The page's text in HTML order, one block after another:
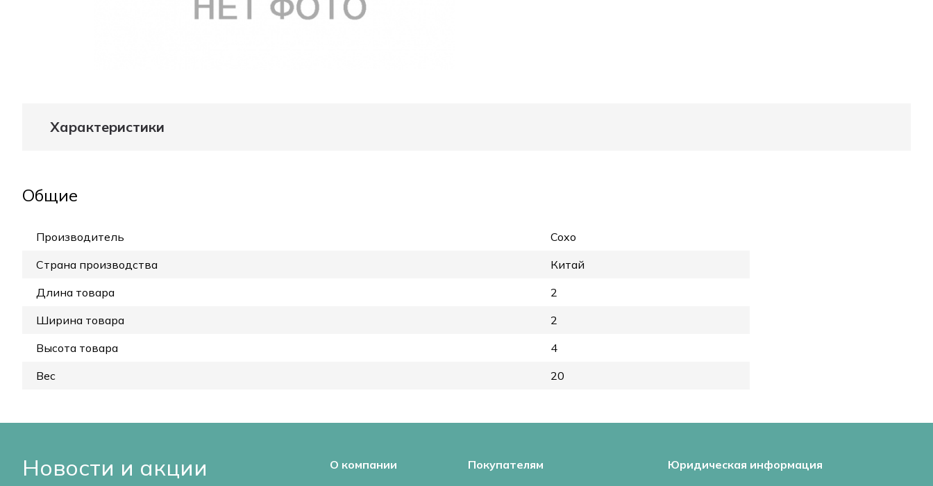
Характеристики
Общие
Производитель
Coxo
Страна производства
Китай
Длина товара
2
Ширина товара
2
Высота товара
4
Вес
20
Новости и акции О компании Покупателям Юридическая информация